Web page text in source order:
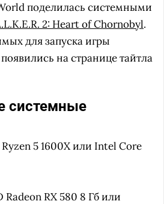
поделилась системными
2: Heart of Chornobyl.
для запуска игры
на странице тайтла
системные
5 1600X или Intel Core
Radeon RX 580 8 Гб или